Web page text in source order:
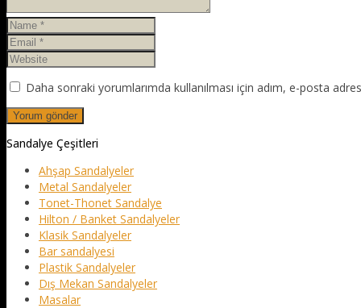
Daha sonraki yorumlarımda kullanılması için adım, e-posta
Sandalye Çeşitleri
Ahşap Sandalyeler
Metal Sandalyeler
Tonet-Thonet Sandalye
Hilton / Banket Sandalyeler
Klasik Sandalyeler
Bar sandalyesi
Plastik Sandalyeler
Dış Mekan Sandalyeler
Masalar